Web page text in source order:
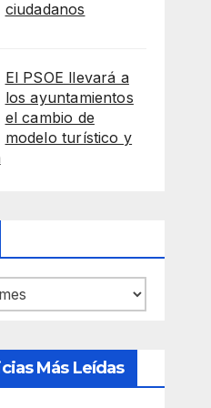
ciudadanos
El PSOE llevará a
los ayuntamientos
el cambio de
modelo turístico y
Más Leídas